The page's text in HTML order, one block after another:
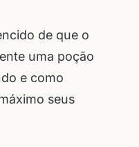
de que o
uma poção
e como
seus